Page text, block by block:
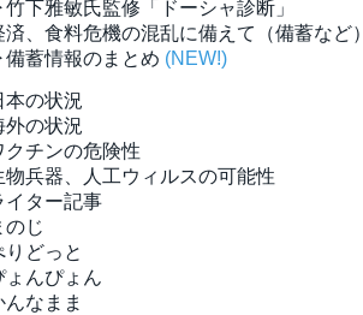
下雅敏氏監修「ドーシャ診断」
済、食料危機の混乱に備えて（備蓄など）
蓄情報のまとめ (NEW!)
本の状況
外の状況
クチンの危険性
物兵器、人工ウィルスの可能性
イター記事
のじ
りどっと
ょんぴょん
んなまま